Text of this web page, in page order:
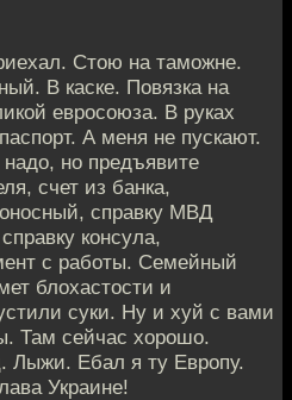
Стою на таможне.
В каске. Повязка на
евросоюза. В руках
А меня не пускают.
но предъявите
счет из банка,
справку МВД
консула,
с работы. Семейный
блохастости и
суки. Ну и хуй с вами
Там сейчас хорошо.
Лыжи. Ебал я ту Европу.
Украине!